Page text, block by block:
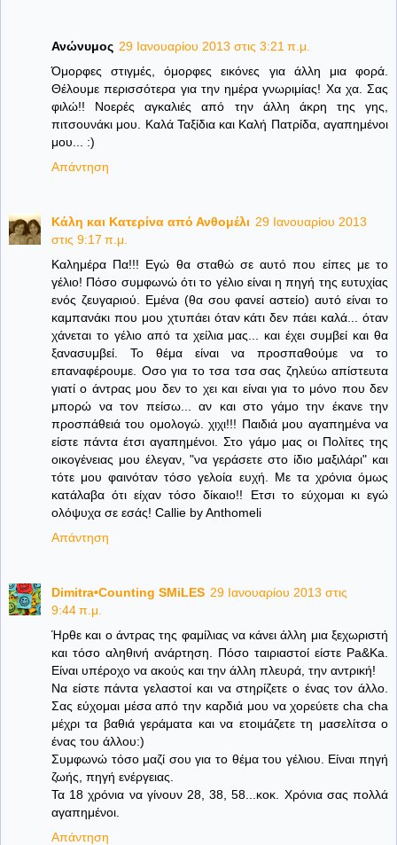
Ανώνυμος 29 Ιανουαρίου 2013 στις 3:21 π.μ.
Όμορφες στιγμές, όμορφες εικόνες για άλλη μια φορά.
Θέλουμε περισσότερα για την ημέρα γνωριμίας! Χα χα. Σας
φιλώ!! Νοερές αγκαλιές από την άλλη άκρη της γης,
πιτσουνάκι μου. Καλά Ταξίδια και Καλή Πατρίδα, αγαπημένοι
μου... :)
Απάντηση
Κάλη και Κατερίνα από Ανθομέλι 29 Ιανουαρίου 2013
στις 9:17 π.μ.
Καλημέρα Πα!!! Εγώ θα σταθώ σε αυτό που είπες με το
γέλιο! Πόσο συμφωνώ ότι το γέλιο είναι η πηγή της ευτυχίας
ενός ζευγαριού. Εμένα (θα σου φανεί αστείο) αυτό είναι το
καμπανάκι που μου χτυπάει όταν κάτι δεν πάει καλά... όταν
χάνεται το γέλιο από τα χείλια μας... και έχει συμβεί και θα
ξανασυμβεί. Το θέμα είναι να προσπαθούμε να το
επαναφέρουμε. Οσο για το τσα τσα σας ζηλεύω απίστευτα
γιατί ο άντρας μου δεν το χει και είναι για το μόνο που δεν
μπορώ να τον πείσω... αν και στο γάμο την έκανε την
προσπάθειά του ομολογώ. χιχι!!! Παιδιά μου αγαπημένα να
είστε πάντα έτσι αγαπημένοι. Στο γάμο μας οι Πολίτες της
οικογένειας μου έλεγαν, "να γεράσετε στο ίδιο μαξιλάρι" και
τότε μου φαινόταν τόσο γελοία ευχή. Με τα χρόνια όμως
κατάλαβα ότι είχαν τόσο δίκαιο!! Ετσι το εύχομαι κι εγώ
ολόψυχα σε εσάς! Callie by Anthomeli
Απάντηση
Dimitra•Counting SΜiLES 29 Ιανουαρίου 2013 στις
9:44 π.μ.
Ήρθε και ο άντρας της φαμίλιας να κάνει άλλη μια ξεχωριστή
και τόσο αληθινή ανάρτηση. Πόσο ταιριαστοί είστε Pa&Ka.
Είναι υπέροχο να ακούς και την άλλη πλευρά, την αντρική!
Να είστε πάντα γελαστοί και να στηρίζετε ο ένας τον άλλο.
Σας εύχομαι μέσα από την καρδιά μου να χορεύετε cha cha
μέχρι τα βαθιά γεράματα και να ετοιμάζετε τη μασελίτσα ο
ένας του άλλου:)
Συμφωνώ τόσο μαζί σου για το θέμα του γέλιου. Είναι πηγή
ζωής, πηγή ενέργειας.
Τα 18 χρόνια να γίνουν 28, 38, 58...κοκ. Χρόνια σας πολλά
αγαπημένοι.
Απάντηση